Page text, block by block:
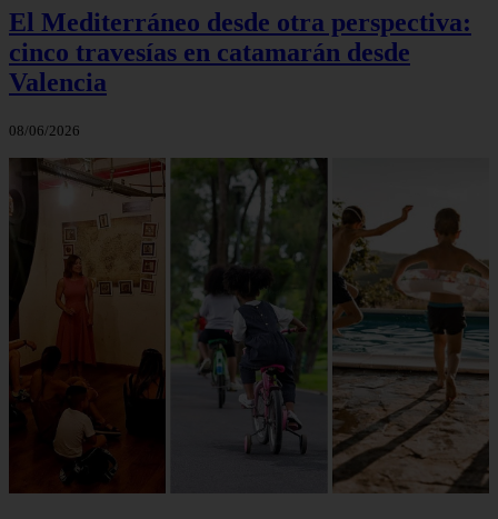
El Mediterráneo desde otra perspectiva:
cinco travesías en catamarán desde
Valencia
08/06/2026